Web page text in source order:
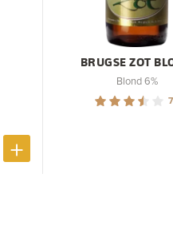
BRUGSE ZOT
Blond 6%